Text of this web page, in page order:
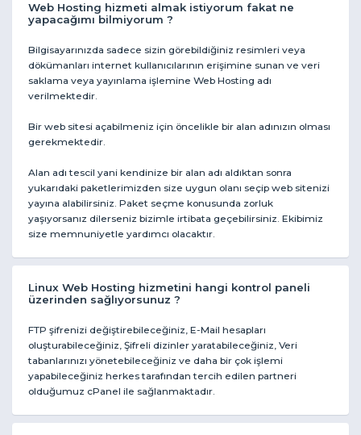
Web Hosting hizmeti almak istiyorum fakat ne
yapacağımı bilmiyorum ?
Bilgisayarınızda sadece sizin görebildiğiniz resimleri veya
dökümanları internet kullanıcılarının erişimine sunan ve veri
saklama veya yayınlama işlemine Web Hosting adı
verilmektedir.
Bir web sitesi açabilmeniz için öncelikle bir alan adınızın olması
gerekmektedir.
Alan adı tescil yani kendinize bir alan adı aldıktan sonra
yukarıdaki paketlerimizden size uygun olanı seçip web sitenizi
yayına alabilirsiniz. Paket seçme konusunda zorluk
yaşıyorsanız dilerseniz bizimle irtibata geçebilirsiniz. Ekibimiz
size memnuniyetle yardımcı olacaktır.
Linux Web Hosting hizmetini hangi kontrol paneli
üzerinden sağlıyorsunuz ?
FTP şifrenizi değiştirebileceğiniz, E-Mail hesapları
oluşturabileceğiniz, Şifreli dizinler yaratabileceğiniz, Veri
tabanlarınızı yönetebileceğiniz ve daha bir çok işlemi
yapabileceğiniz herkes tarafından tercih edilen partneri
olduğumuz cPanel ile sağlanmaktadır.